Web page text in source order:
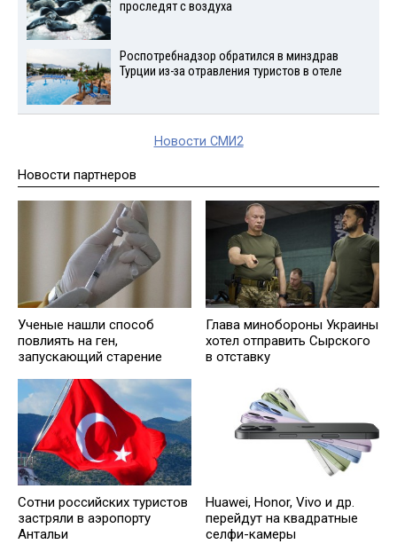
проследят с воздуха
Роспотребнадзор обратился в минздрав
Турции из-за отравления туристов в отеле
Новости СМИ2
Новости партнеров
Ученые нашли способ
повлиять на ген,
запускающий старение
Глава минобороны Украины
хотел отправить Сырского
в отставку
Сотни российских туристов
застряли в аэропорту
Антальи
Huawei, Honor, Vivo и др.
перейдут на квадратные
селфи-камеры